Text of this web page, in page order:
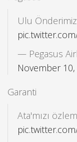
Ulu
— Pegasus
November
Garanti
Ata'mızı